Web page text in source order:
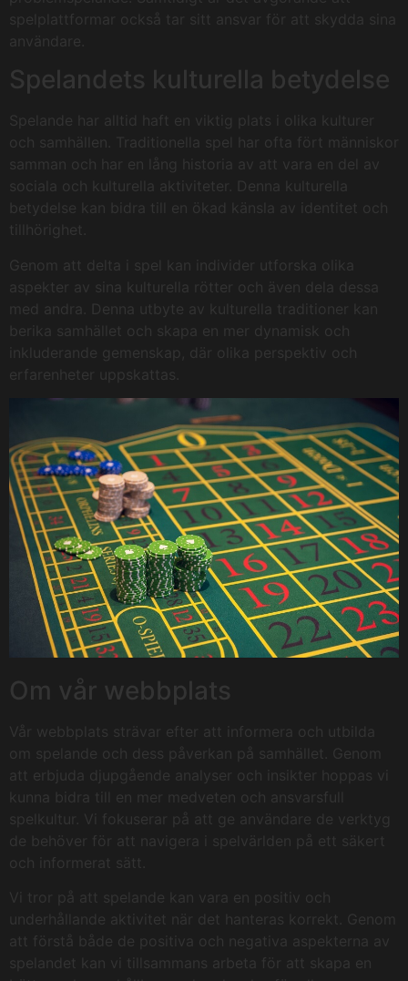
spelplattformar också tar sitt ansvar för att skydda sina
användare.
Spelandets kulturella betydelse
Spelande har alltid haft en viktig plats i olika kulturer
och samhällen. Traditionella spel har ofta fört människor
samman och har en lång historia av att vara en del av
sociala och kulturella aktiviteter. Denna kulturella
betydelse kan bidra till en ökad känsla av identitet och
tillhörighet.
Genom att delta i spel kan individer utforska olika
aspekter av sina kulturella rötter och även dela dessa
med andra. Denna utbyte av kulturella traditioner kan
berika samhället och skapa en mer dynamisk och
inkluderande gemenskap, där olika perspektiv och
erfarenheter uppskattas.
Om vår webbplats
Vår webbplats strävar efter att informera och utbilda
om spelande och dess påverkan på samhället. Genom
att erbjuda djupgående analyser och insikter hoppas vi
kunna bidra till en mer medveten och ansvarsfull
spelkultur. Vi fokuserar på att ge användare de verktyg
de behöver för att navigera i spelvärlden på ett säkert
och informerat sätt.
Vi tror på att spelande kan vara en positiv och
underhållande aktivitet när det hanteras korrekt. Genom
att förstå både de positiva och negativa aspekterna av
spelandet kan vi tillsammans arbeta för att skapa en